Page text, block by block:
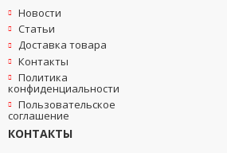
Новости
Статьи
Доставка товара
Контакты
Политика
конфиденциальности
Пользовательское
соглашение
КОНТАКТЫ